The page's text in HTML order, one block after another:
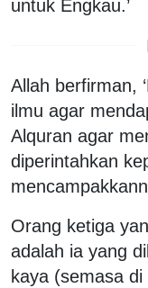
untuk Engkau.’
Allah berfirman,
ilmu agar
Alquran agar
diperintahkan
Orang ketiga
adalah ia yang
kaya (semasa